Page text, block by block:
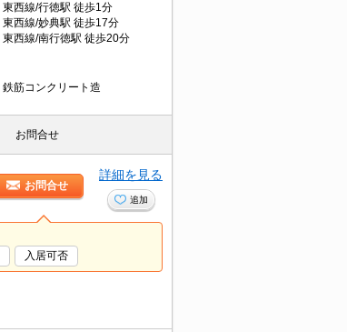
東西線/行徳駅 徒歩1分
東西線/妙典駅 徒歩17分
東西線/南行徳駅 徒歩20分
鉄筋コンクリート造
お問合せ
お問合せ
詳細を見る
追加
入居可否